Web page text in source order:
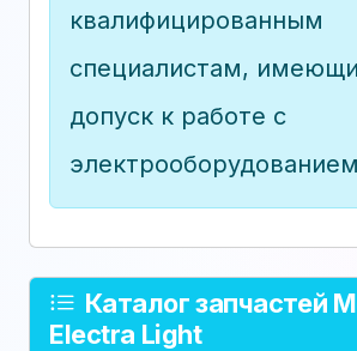
квалифицированным
специалистам,
допуск к работе с
Каталог запчастей
Electra Light